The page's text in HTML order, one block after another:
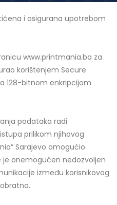
i osigurana upotrebom
www.printmania.ba za
korištenjem Secure
128-bitnom enkripcijom
podataka radi
prilikom njihovog
Sarajevo omogućio
onemogućen nedozvoljen
između korisnikovog